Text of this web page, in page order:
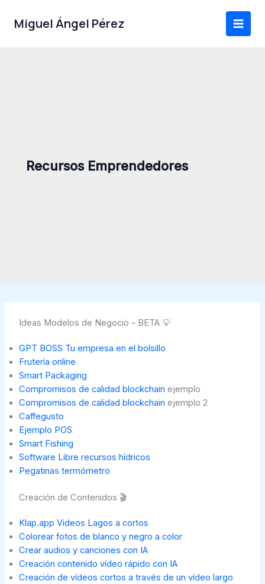
contenido
Miguel Ángel Pérez
Recursos Emprendedores
Ideas Modelos de Negocio – BETA 💡
GPT BOSS Tu empresa en el bolsillo
Frutería online
Smart Packaging
Compromisos de calidad blockchain ejemplo
Compromisos de calidad blockchain ejemplo 2
Caffegusto
Ejemplo POS
Smart Fishing
Software Libre recursos hídricos
Pegatinas termómetro
Creación de Contenidos 🎬
Klap.app Videos Lagos a cortos
Colorear fotos de blanco y negro a color
Crear audios y canciones con IA
Creación contenido vídeo rápido con IA
Creación de vídeos cortos a través de un vídeo largo